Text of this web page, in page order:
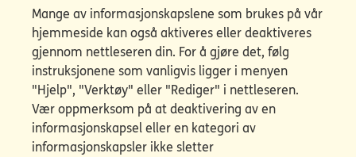
Mange av informasjonskapslene som brukes på vår
hjemmeside kan også aktiveres eller deaktiveres
gjennom nettleseren din. For å gjøre det, følg
instruksjonene som vanligvis ligger i menyen
"Hjelp", "Verktøy" eller "Rediger" i nettleseren.
Vær oppmerksom på at deaktivering av en
informasjonskapsel eller en kategori av
informasjonskapsler ikke sletter